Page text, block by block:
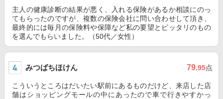
主人の健康診断の結果が悪く、入れる保険があるか相談にのっ
てもらったのですが、複数の保険会社に問い合わせして頂き、
最終的には毎月の保険料や保障など私の要望とピッタリのもの
を選んでもらいました。（50代／女性）
みつばちほけん 79.95点
こういうところはだいたい駅前にあるものだけど、来店した店
舗はショッピングモールの中にあったので車で行きやすかっ